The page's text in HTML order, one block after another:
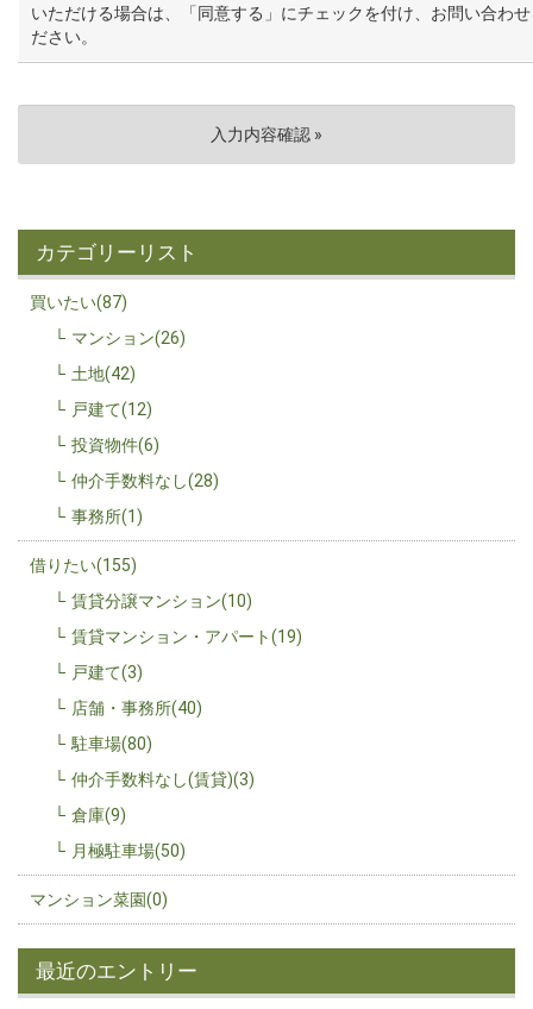
いただける場合は、「同意する」にチェックを付け、お問い合わ
ださい。
カテゴリーリスト
買いたい(87)
マンション(26)
土地(42)
戸建て(12)
投資物件(6)
仲介手数料なし(28)
事務所(1)
借りたい(155)
賃貸分譲マンション(10)
賃貸マンション・アパート(19)
戸建て(3)
店舗・事務所(40)
駐車場(80)
仲介手数料なし(賃貸)(3)
倉庫(9)
月極駐車場(50)
マンション菜園(0)
最近のエントリー